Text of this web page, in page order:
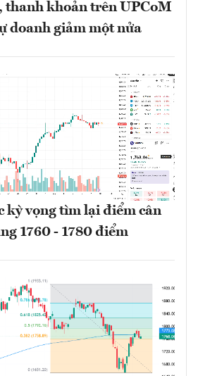
thanh khoản trên UPCoM
doanh giảm một nửa
kỳ vọng tìm lại điểm cân
1760 - 1780 điểm